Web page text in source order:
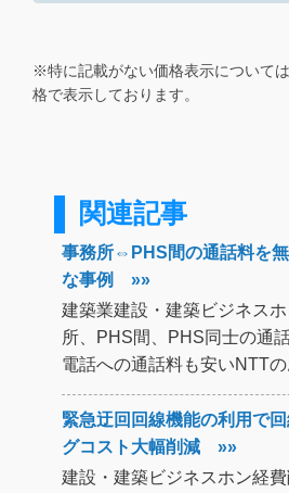
※特に記載がない価格表示について
格で表示しております。
関連記事
事務所⇔PHS間の通話料を
な事例 »»
建築業建設・建築ビジネス
所、PHS間、PHS同士の通
電話への通話料も安いNTTの
緊急迂回回線機能の利用で
グコスト大幅削減 »»
建設・建築ビジネスホン経